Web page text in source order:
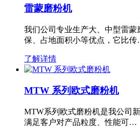
雷蒙磨粉机
我们公司专业生产大、中型雷
保、占地面积小等优点，它比
了解详情
MTW 系列欧式磨粉机
MTW系列欧式磨粉机是我公司
满足客户对产品粒度、性能可…